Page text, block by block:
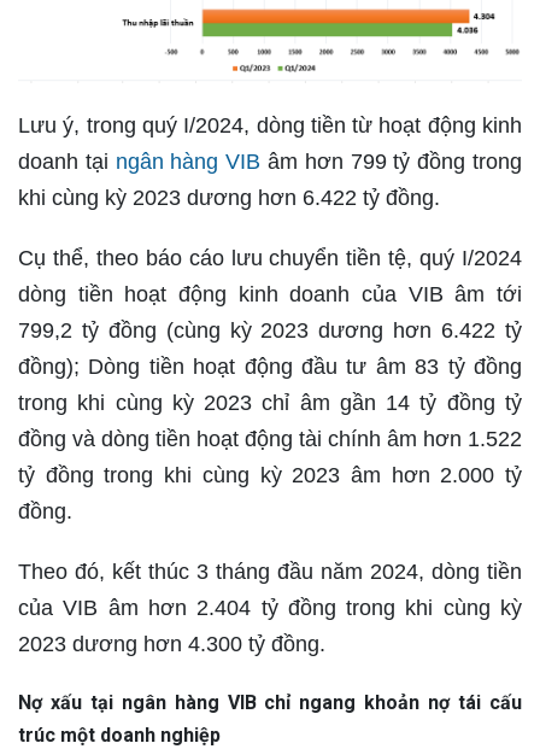
Lưu ý, trong quý I/2024, dòng tiền từ hoạt động kinh
doanh tại ngân hàng VIB âm hơn 799 tỷ đồng trong
khi cùng kỳ 2023 dương hơn 6.422 tỷ đồng.
Cụ thể, theo báo cáo lưu chuyển tiền tệ, quý I/2024
dòng tiền hoạt động kinh doanh của VIB âm tới
799,2 tỷ đồng (cùng kỳ 2023 dương hơn 6.422 tỷ
đồng); Dòng tiền hoạt động đầu tư âm 83 tỷ đồng
trong khi cùng kỳ 2023 chỉ âm gần 14 tỷ đồng tỷ
đồng và dòng tiền hoạt động tài chính âm hơn 1.522
tỷ đồng trong khi cùng kỳ 2023 âm hơn 2.000 tỷ
đồng.
Theo đó, kết thúc 3 tháng đầu năm 2024, dòng tiền
của VIB âm hơn 2.404 tỷ đồng trong khi cùng kỳ
2023 dương hơn 4.300 tỷ đồng.
Nợ xấu tại ngân hàng VIB chỉ ngang khoản nợ tái cấu
trúc một doanh nghiệp